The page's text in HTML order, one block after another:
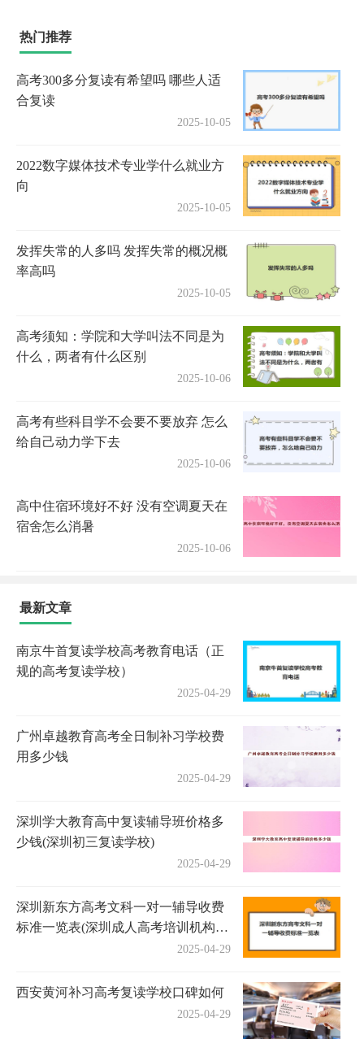
热门推荐
高考300多分复读有希望吗 哪些人适
合复读
2025-10-05
2022数字媒体技术专业学什么就业方
向
2025-10-05
发挥失常的人多吗 发挥失常的概况概
率高吗
2025-10-05
高考须知：学院和大学叫法不同是为
什么，两者有什么区别
2025-10-06
高考有些科目学不会要不要放弃 怎么
给自己动力学下去
2025-10-06
高中住宿环境好不好 没有空调夏天在
宿舍怎么消暑
2025-10-06
最新文章
南京牛首复读学校高考教育电话（正
规的高考复读学校）
2025-04-29
广州卓越教育高考全日制补习学校费
用多少钱
2025-04-29
深圳学大教育高中复读辅导班价格多
少钱(深圳初三复读学校)
2025-04-29
深圳新东方高考文科一对一辅导收费
标准一览表(深圳成人高考培训机构有
2025-04-29
西安黄河补习高考复读学校口碑如何
2025-04-29